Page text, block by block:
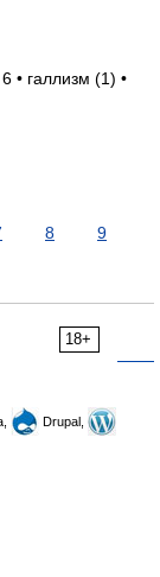
• галлизм (1) •
8
9
18+
Drupal,